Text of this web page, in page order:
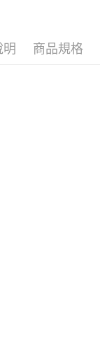
明 商品規格